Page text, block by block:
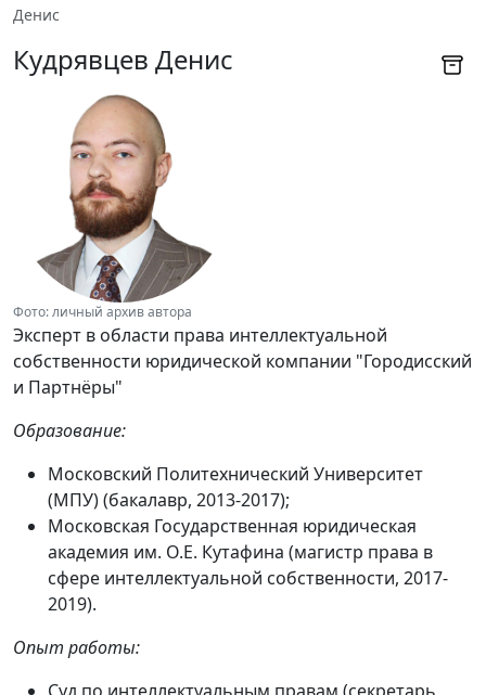
Денис
Кудрявцев Денис
Фото: личный архив автора
Эксперт в области права интеллектуальной
собственности юридической компании "Городисский
и Партнёры"
Образование:
Московский Политехнический Университет
(МПУ) (бакалавр, 2013-2017);
Московская Государственная юридическая
академия им. О.Е. Кутафина (магистр права в
сфере интеллектуальной собственности, 2017-
2019).
Опыт работы: